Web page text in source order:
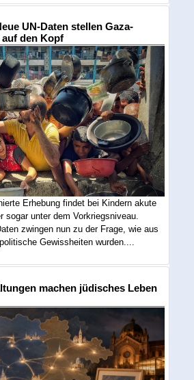
UN-Daten stellen Gaza-
den Kopf
Erhebung findet bei Kindern akute
sogar unter dem Vorkriegsniveau.
zwingen nun zu der Frage, wie aus
Gewissheiten wurden....
machen jüdisches Leben